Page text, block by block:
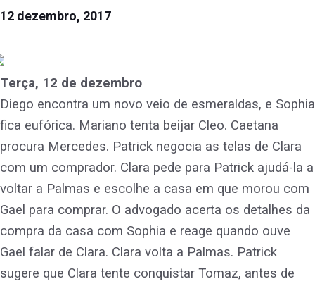
12 dezembro, 2017
Terça, 12 de dezembro
Diego encontra um novo veio de esmeraldas, e Sophia
fica eufórica. Mariano tenta beijar Cleo. Caetana
procura Mercedes. Patrick negocia as telas de Clara
com um comprador. Clara pede para Patrick ajudá-la a
voltar a Palmas e escolhe a casa em que morou com
Gael para comprar. O advogado acerta os detalhes da
compra da casa com Sophia e reage quando ouve
Gael falar de Clara. Clara volta a Palmas. Patrick
sugere que Clara tente conquistar Tomaz, antes de